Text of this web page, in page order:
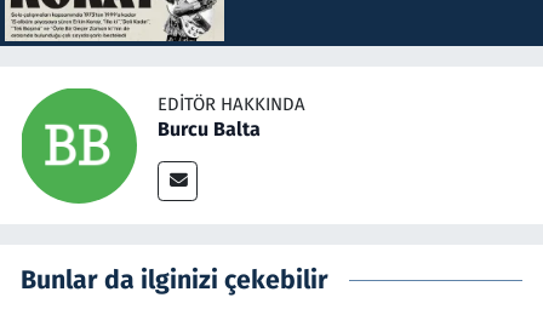
EDITÖR HAKKINDA
Burcu Balta
Bunlar da ilginizi çekebilir